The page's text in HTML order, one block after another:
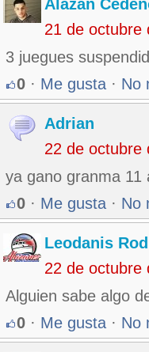
Alazan
21 de octubre
3 juegues
0 · Me gusta · No
Adrian
22 de octubre
ya gano granma 11
0 · Me gusta · No
Leodanis
22 de octubre
Alguien sabe algo
0 · Me gusta · No